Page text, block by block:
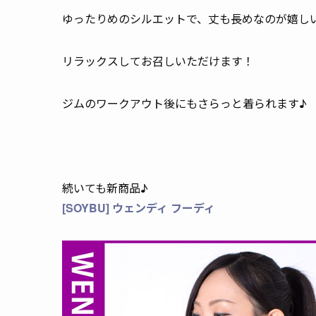
ゆったりめのシルエットで、丈も長めなのが嬉
リラックスしてお召しいただけます！
ジムのワークアウト後にもさらっと着られます♪
続いても新商品♪
[SOYBU] ウェンディ フーディ